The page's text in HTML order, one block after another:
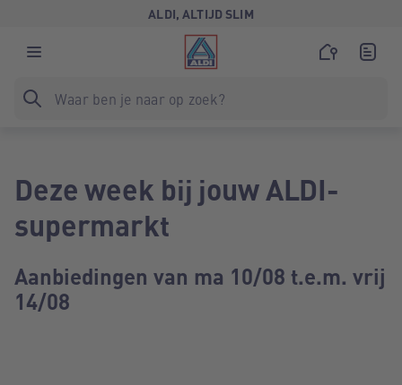
ALDI, ALTIJD SLIM
Deze week bij jouw ALDI-
supermarkt
Aanbiedingen van ma 10/08 t.e.m. vrij
14/08